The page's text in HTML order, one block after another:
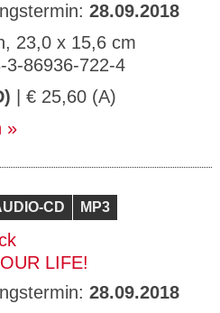
28.09.2018
23,0 x 15,6 cm
3-86936-722-4
| € 25,60 (A)
CD MP3
LIFE!
28.09.2018